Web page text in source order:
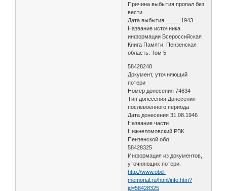
Причина выбытия пропал без
вести
Дата выбытия __.__.1943
Название источника
информации Всероссийская
Книга Памяти. Пензенская
область. Том 5
58428248
Документ, уточняющий
потери
Номер донесения 74634
Тип донесения Донесения
послевоенного периода
Дата донесения 31.08.1946
Название части
Нижнеломовский РВК
Пензенской обл.
58428325
Информация из документов,
уточняющих потери:
http://www.obd-
memorial.ru/html/info.htm?
id=58428325